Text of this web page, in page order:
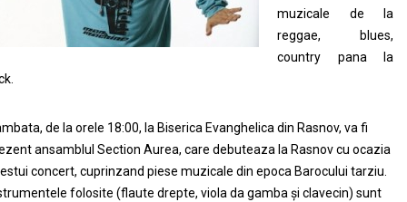
muzicale de la
reggae, blues,
country pana la
de la orele 18:00, la Biserica Evanghelica din Rasnov, va fi
ansamblul Section Aurea, care debuteaza la Rasnov cu ocazia
concert, cuprinzand piese muzicale din epoca Barocului tarziu.
folosite (flaute drepte, viola da gamba şi clavecin) sunt